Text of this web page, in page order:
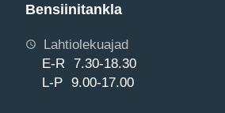
Bensiinitankla
Lahtiolekuajad
E-R 7.30-18.30
L-P 9.00-17.00